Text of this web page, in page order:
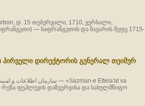
დ. 15 თებერვალი, 1710, ვერსალი,
— საფრანგეთის და ნავარის მეფე 1715-
პირველი დირექტორის გენერალ თეიმურ
რეზა ფეჰლევის დაზვერვისა და სახელმწიფო